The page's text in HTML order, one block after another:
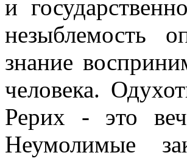
и
незыблемость
знание
человека.
Рерих - это
Неумолимые